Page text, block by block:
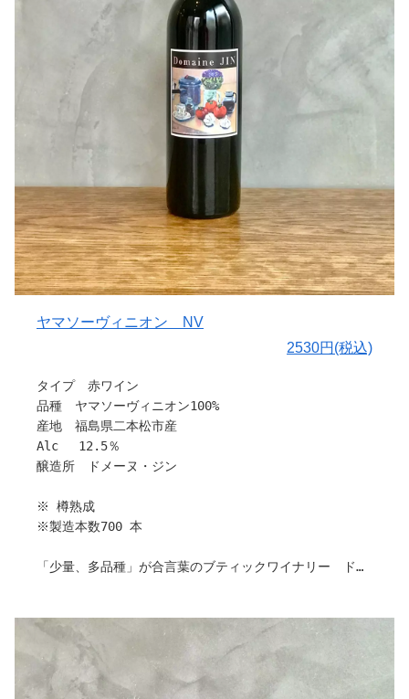
勝沼鳥居平の急斜面、最上段二段に植えたシラーと日休地
区の畑に植えたシラーを使用。
〇栽培と醸造について
二か所のシラーを混醸し、植樹八年ほどの若木で量が少な
いため、樽熟成は行わず仕上げました。
〇味わい
しっかりしたボディと果実味、シラーらしい胡椒のニュア
ンスも感じることができます。
〇料理との相性
ブリーチーズ、ウォッシュタイプチーズ。ローストビー
フ、サンマの塩焼き、トマトソース系パスタ（ミートソー
〇ヒトコト
今からでも充分楽しめるワインです。
引用：ドメーヌ・ジン
ヤマソーヴィニオン NV
2530円(税込)
タイプ 赤ワイン
品種 ヤマソーヴィニオン100%
産地 福島県二本松市産
Alc 12.5％
醸造所 ドメーヌ・ジン
※ 樽熟成
※製造本数700 本
「少量、多品種」が合言葉のブティックワイナリー ドメ
栽培から販売まで、すべてお一人で作業されているため、
各種ワインの製造本数が少なく、希少性が高いワイナリー
ですが、こだわりいっぱいのワインです。
是非沢山の方に飲んでいただきたいです！